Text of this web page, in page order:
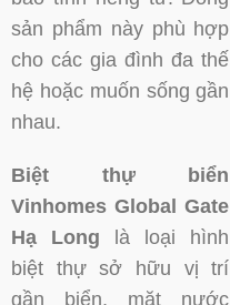
sản phẩm này phù hợp
cho các gia đình đa thế
hệ hoặc muốn sống gần
nhau.
Biệt thự biển
Vinhomes Global Gate
Hạ Long là loại hình
biệt thự sở hữu vị trí
gần biển, mặt nước